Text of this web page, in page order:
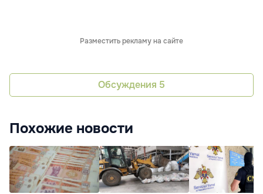
Разместить рекламу на сайте
Обсуждения 5
Похожие новости